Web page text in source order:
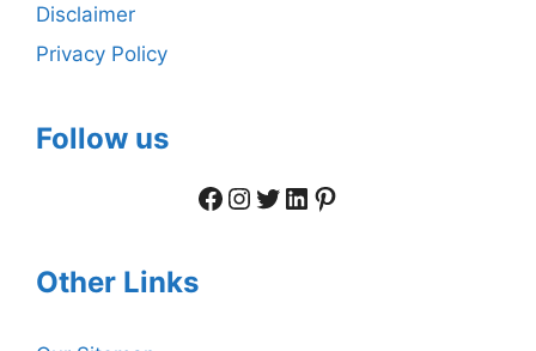
Disclaimer
Privacy Policy
Follow us
Facebook
Instagram
Twitter
LinkedIn
Pinterest
Other Links